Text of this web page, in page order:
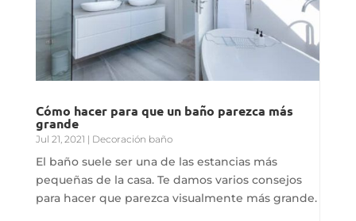
Cómo hacer para que un baño parezca más
grande
Jul 21, 2021 | Decoración baño
El baño suele ser una de las estancias más
pequeñas de la casa. Te damos varios consejos
para hacer que parezca visualmente más grande.